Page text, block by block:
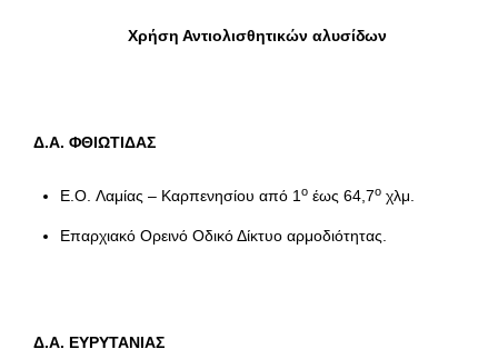
Χρήση Αντιολισθητικών αλυσίδων
Δ.Α. ΦΘΙΩΤΙΔΑΣ
E.O. Λαμίας – Καρπενησίου από 1 ο έως 64,7ο χλμ.
Επαρχιακό Ορεινό Οδικό Δίκτυο αρμοδιότητας.
Δ.Α. ΕΥΡΥΤΑΝΙΑΣ